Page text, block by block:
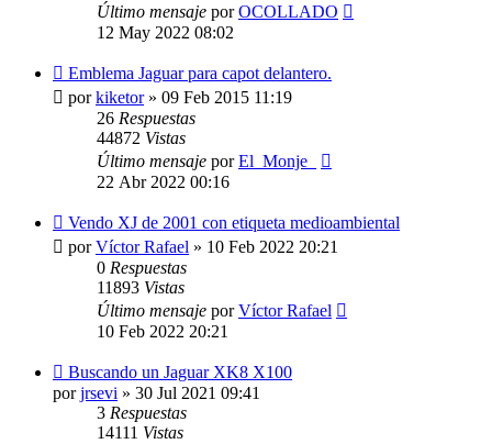
Último mensaje porOCOLLADO
12 May 2022 08:02
Emblema Jaguar para capot delantero.
porkiketor» 09 Feb 2015 11:19
26 Respuestas
44872 Vistas
Último mensaje porEl_Monje_
22 Abr 2022 00:16
Vendo XJ de 2001 con etiqueta medioambiental
porVíctor Rafael » 10 Feb 2022 20:21
0 Respuestas
11893 Vistas
Último mensaje porVíctor Rafael
10 Feb 2022 20:21
Buscando un Jaguar XK8 X100
porjrsevi » 30 Jul 2021 09:41
3 Respuestas
14111 Vistas